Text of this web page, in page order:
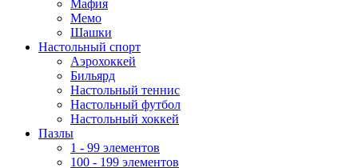
Мафия
Мемо
Шашки
Настольный спорт
Аэрохоккей
Бильярд
Настольный теннис
Настольный футбол
Настольный хоккей
Пазлы
1 - 99 элементов
100 - 199 элементов